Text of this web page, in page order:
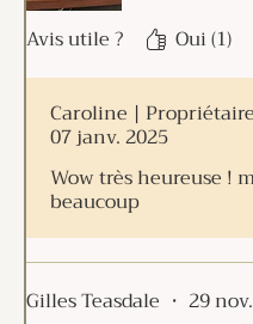
Avis utile ? Oui (1)
Caroline | Propriétaire
07 janv. 2025
Wow très heureuse !
beaucoup
Gilles Teasdale • 29